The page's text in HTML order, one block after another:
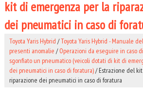
kit di emergenza per la
dei pneumatici in caso di
Toyota Yaris Hybrid /Toyota Yaris Hybrid - Manuale
presenti anomalie /Operazioni da eseguire in caso
sgonfiato un pneumatico (veicoli dotati di kit di
dei pneumatici in caso di foratura)/ Estrazione del
riparazione dei pneumatici in caso di foratura